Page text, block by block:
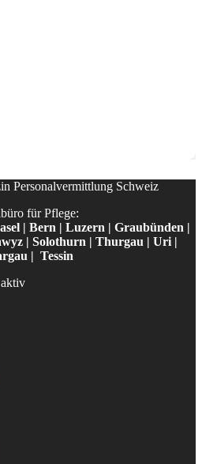
für Pflege:
| Bern | Luzern | Graubünden |
| Solothurn | Thurgau | Uri |
| Tessin